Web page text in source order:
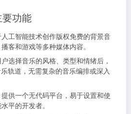
功能
人工智能技术创作版权免费的背景音
客和游戏等多种媒体内容。
户选择音乐的风格、类型和情绪后，
轨道，无需复杂的音乐编排或深入
提供一个无代码平台，易于设置和使
平的开发者。